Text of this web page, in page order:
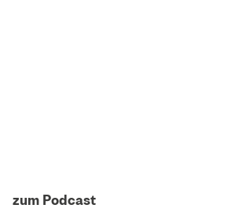
zum Podcast